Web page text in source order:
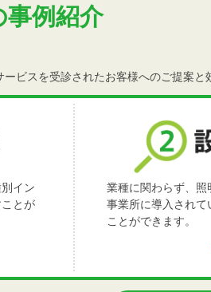
例紹介
ビスを受診されたお客様へのご提案と
イン
とが
業種に関わらず、
事業所に導入されて
ことができます。